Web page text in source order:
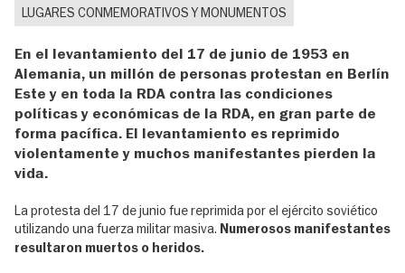
LUGARES CONMEMORATIVOS Y MONUMENTOS
En el levantamiento del 17 de junio de 1953 en
Alemania, un millón de personas protestan en Berlín
Este y en toda la RDA contra las condiciones
políticas y económicas de la RDA, en gran parte de
forma pacífica. El levantamiento es reprimido
violentamente y muchos manifestantes pierden la
vida.
La protesta del 17 de junio fue reprimida por el ejército soviético
utilizando una fuerza militar masiva. Numerosos manifestantes
resultaron muertos o heridos.